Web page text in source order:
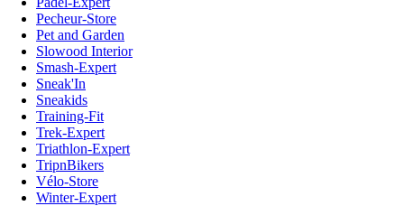
Pecheur-Store
Pet and Garden
Slowood Interior
Smash-Expert
Sneak'In
Sneakids
Training-Fit
Trek-Expert
Triathlon-Expert
TripnBikers
Vélo-Store
Winter-Expert